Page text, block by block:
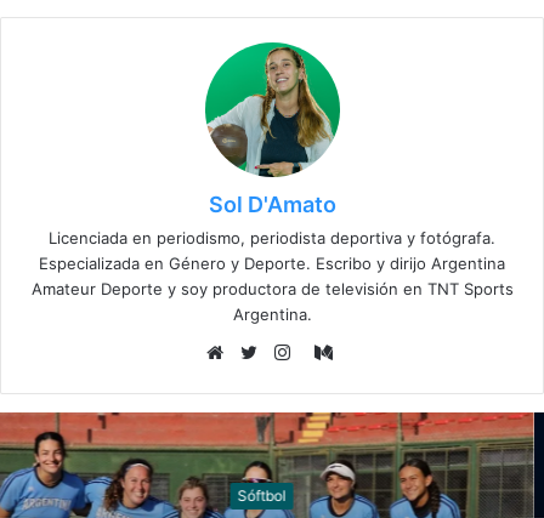
Sol D'Amato
Licenciada en periodismo, periodista deportiva y fotógrafa.
Especializada en Género y Deporte. Escribo y dirijo Argentina
Amateur Deporte y soy productora de televisión en TNT Sports
Argentina.
web
Medium
Esports